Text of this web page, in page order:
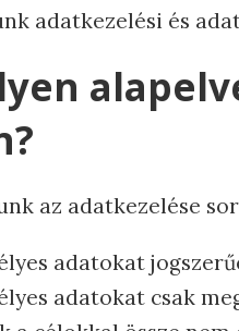
adatkezelési és
az adatkezelése
adatokat
adatokat csak